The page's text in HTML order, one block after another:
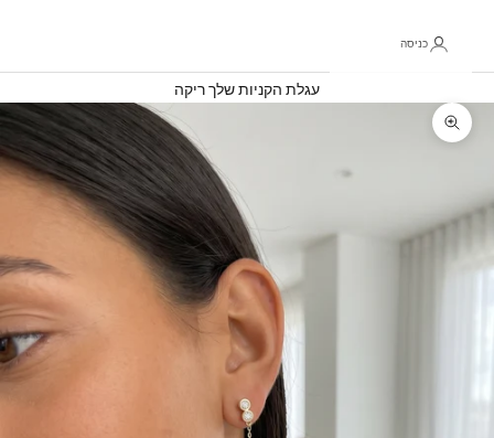
כניסה
עגלת הקניות שלך ריקה
תקריב